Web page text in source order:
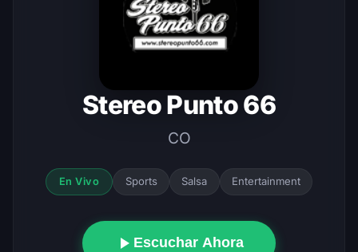
Stereo Punto 66
CO
En Vivo Sports Salsa Entertainment
Escuchar Ahora